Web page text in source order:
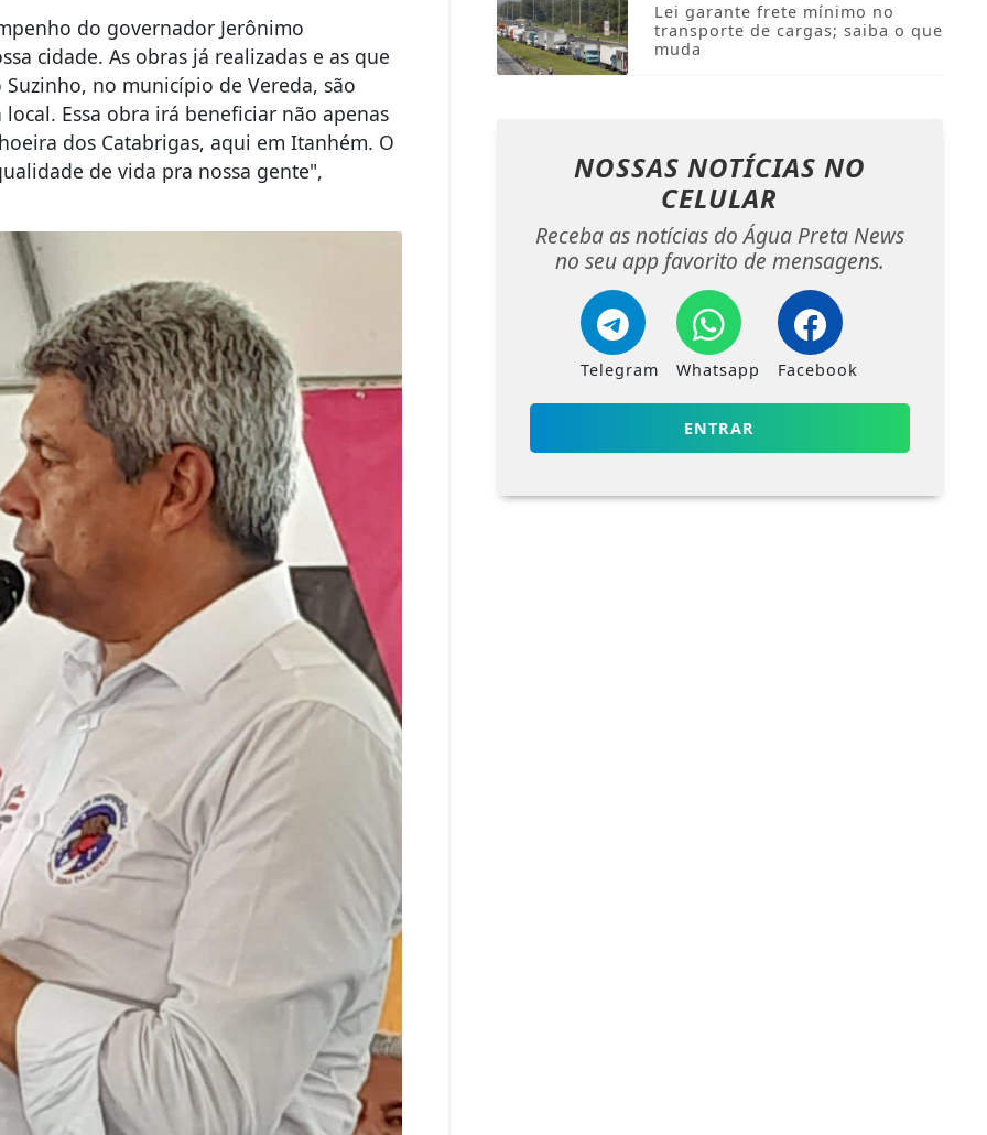
do governador Jerônimo
cidade. As obras já realizadas e as que
no município de Vereda, são
Essa obra irá beneficiar não apenas
dos Catabrigas, aqui em Itanhém. O
de vida pra nossa gente",
Lei garante frete mínimo no
transporte de cargas; saiba o que
muda
NOSSAS NOTÍCIAS NO
CELULAR
Receba as notícias do Água Preta News
no seu app favorito de mensagens.
Telegram Whatsapp Facebook
ENTRAR